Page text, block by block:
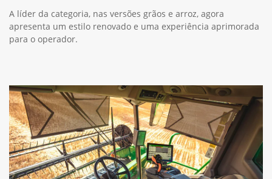
A líder da categoria, nas versões grãos e arroz, agora
apresenta um estilo renovado e uma experiência aprimorada
para o operador.